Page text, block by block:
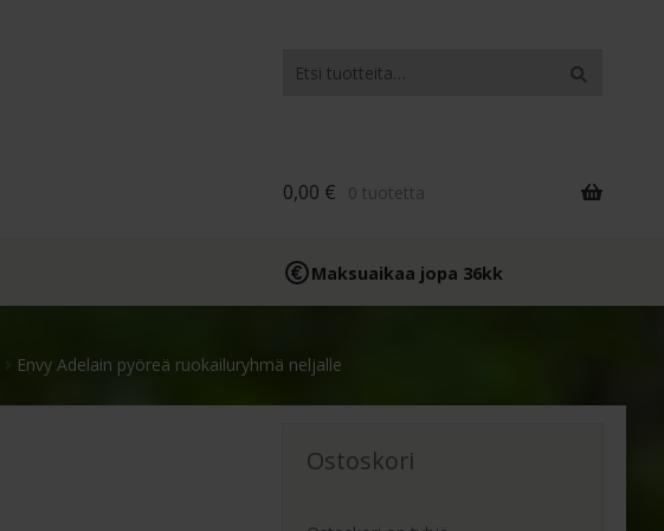
Haku
0,00 € 0 tuotetta
Maksuaikaa jopa 36kk
Envy Adelain pyöreä ruokailuryhmä neljalle
Ostoskori